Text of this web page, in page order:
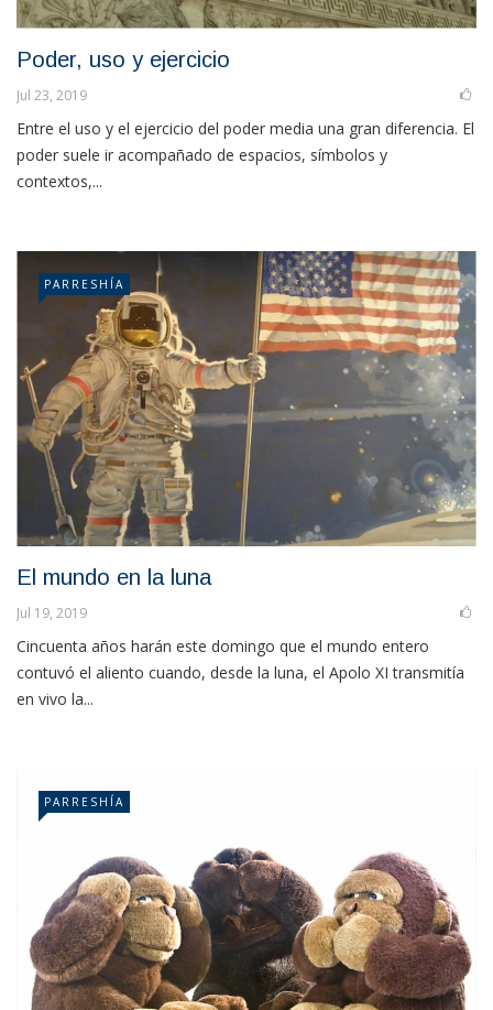
Poder, uso y ejercicio
Jul 23, 2019
Entre el uso y el ejercicio del poder media una gran diferencia. El
poder suele ir acompañado de espacios, símbolos y
contextos,...
PARRESHÍA
El mundo en la luna
Jul 19, 2019
Cincuenta años harán este domingo que el mundo entero
contuvó el aliento cuando, desde la luna, el Apolo XI transmitía
en vivo la...
PARRESHÍA